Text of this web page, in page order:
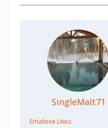
SingleMalt71
Erhaltene Likes